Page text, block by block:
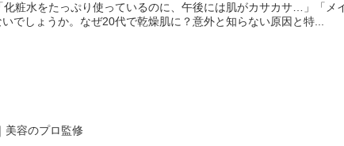
粧水をたっぷり使っているのに、午後には肌がカサカサ…」「メ
でしょうか。なぜ20代で乾燥肌に？意外と知らない原因と特...
美容のプロ監修